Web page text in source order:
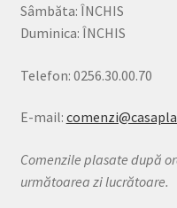
Sâmbăta: ÎNCHIS
Duminica: ÎNCHIS
Telefon: 0256.30.00.70
E-mail:
Comenzile plasate după
următoarea zi lucrătoare.